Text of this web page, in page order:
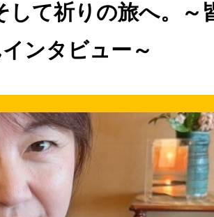
て祈りの旅へ。～
ンタビュー～